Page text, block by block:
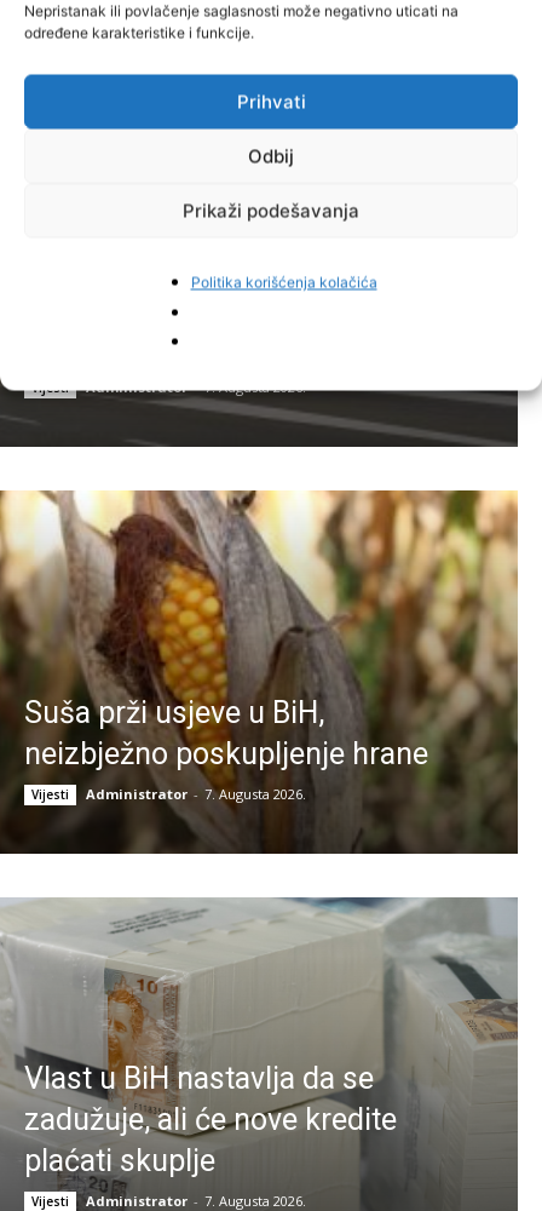
Nepristanak ili povlačenje saglasnosti može negativno uticati na
određene karakteristike i funkcije.
Prihvati
Odbij
Prikaži podešavanja
Politika korišćenja kolačića
Hrvatsku? Kazna može biti i do
13.260 eura
Vijesti Administrator - 7. Augusta 2026.
Suša prži usjeve u BiH,
neizbježno poskupljenje hrane
Vijesti Administrator - 7. Augusta 2026.
Vlast u BiH nastavlja da se
zadužuje, ali će nove kredite
plaćati skuplje
Vijesti Administrator - 7. Augusta 2026.